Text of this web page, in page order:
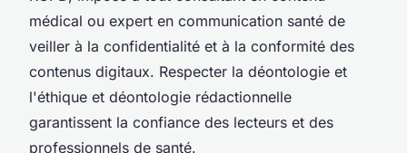
médical ou expert en communication santé de
veiller à la confidentialité et à la conformité des
contenus digitaux. Respecter la déontologie et
l'éthique et déontologie rédactionnelle
garantissent la confiance des lecteurs et des
professionnels de santé.